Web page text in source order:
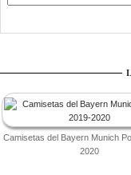
Camisetas del Bayern Munich
2020